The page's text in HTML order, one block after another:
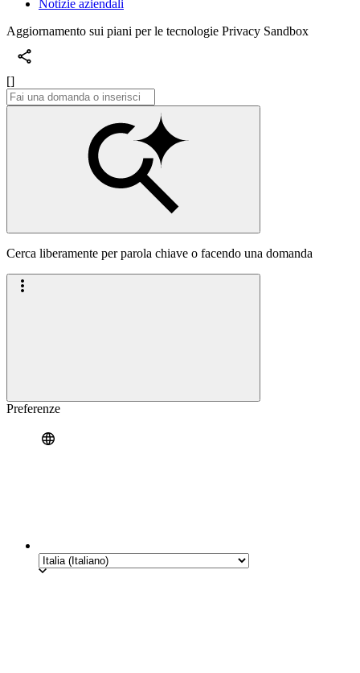
Notizie aziendali
Aggiornamento sui piani per le tecnologie Privacy Sandbox
[]
Cerca liberamente per parola chiave o facendo una domanda
Preferenze